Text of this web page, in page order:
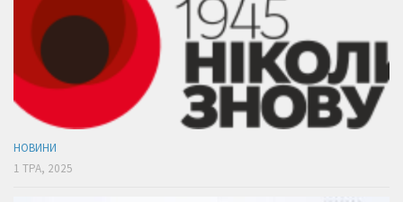
НОВИНИ
1 ТРА, 2025